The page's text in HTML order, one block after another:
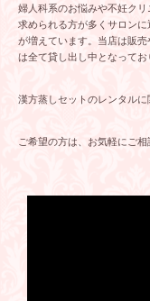
婦人科系のお悩みや不妊ク
求められる方が多くサロン
が増えています。当店は販
は全て貸し出し中となってお
漢方蒸しセットのレンタルに
ご希望の方は、お気軽にご相